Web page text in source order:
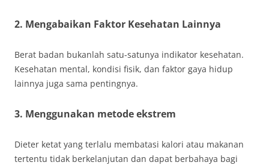
2. Mengabaikan Faktor Kesehatan Lainnya
Berat badan bukanlah satu-satunya indikator kesehatan.
Kesehatan mental, kondisi fisik, dan faktor gaya hidup
lainnya juga sama pentingnya.
3. Menggunakan metode ekstrem
Dieter ketat yang terlalu membatasi kalori atau makanan
tertentu tidak berkelanjutan dan dapat berbahaya bagi